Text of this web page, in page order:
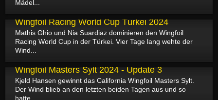
Mädel...
Wingfoil Racing World Cup Türkei 2024
Mathis Ghio und Nia Suardiaz dominieren den Wingfoil
Racing World Cup in der Türkei. Vier Tage lang wehte der
Wind...
Wingfoil Masters Sylt 2024 - Update 3
Kjeld Hansen gewinnt das California Wingfoil Masters Sylt.
Der Wind blieb an den letzten beiden Tagen aus und so
hatte...